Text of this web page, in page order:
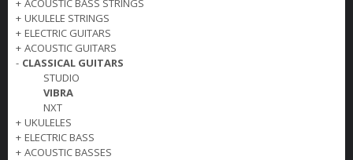
+ ACOUSTIC BASS STRINGS
+ UKULELE STRINGS
+ ELECTRIC GUITARS
+ ACOUSTIC GUITARS
- CLASSICAL GUITARS
STUDIO
VIBRA
NXT
+ UKULELES
+ ELECTRIC BASS
+ ACOUSTIC BASSES